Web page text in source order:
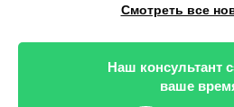
Смотреть все
Наш консультант
ваше